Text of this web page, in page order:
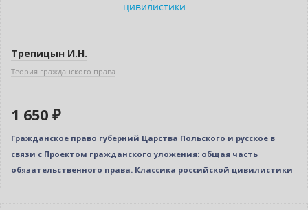
Трепицын И.Н.
Теория гражданского права
1 650 ₽
Гражданское право губерний Царства Польского и русское в
связи с Проектом гражданского уложения: общая часть
обязательственного права. Классика российской цивилистики